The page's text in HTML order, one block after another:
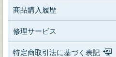
商品購入履歴
修理サービス
特定商取引法に基づく表記